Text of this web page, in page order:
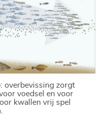
overbevissing zorgt
voedsel en voor
kwallen vrij spel